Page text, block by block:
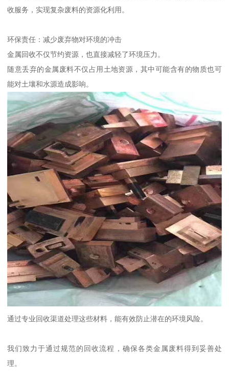
收服务，实现复杂废料的资源化利用。
环保责任：减少废弃物对环境的冲击
金属回收不仅节约资源，也直接减轻了环境压力。
随意丢弃的金属废料不仅占用土地资源，其中可能含有的物质也可
能对土壤和水源造成影响。
通过专业回收渠道处理这些材料，能有效防止潜在的环境风险。
我们致力于通过规范的回收流程，确保各类金属废料得到妥善处
理。